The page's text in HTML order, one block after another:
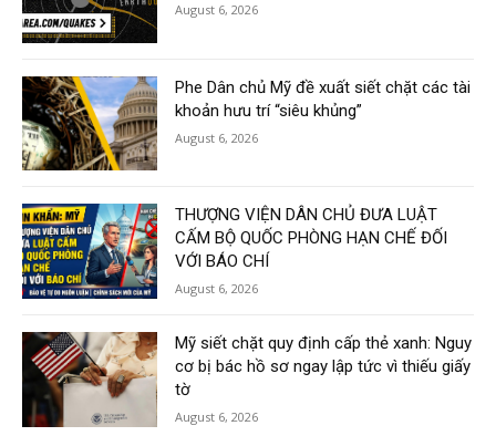
August 6, 2026
Phe Dân chủ Mỹ đề xuất siết chặt các tài
khoản hưu trí “siêu khủng”
August 6, 2026
THƯỢNG VIỆN DÂN CHỦ ĐƯA LUẬT
CẤM BỘ QUỐC PHÒNG HẠN CHẾ ĐỐI
VỚI BÁO CHÍ
August 6, 2026
Mỹ siết chặt quy định cấp thẻ xanh: Nguy
cơ bị bác hồ sơ ngay lập tức vì thiếu giấy
tờ
August 6, 2026